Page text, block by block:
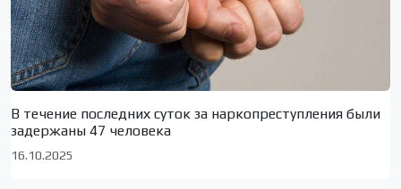
В течение последних суток за наркопреступления были
задержаны 47 человека
16.10.2025